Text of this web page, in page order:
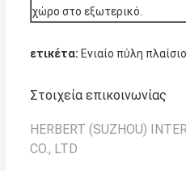
χώρο στο εξωτερικό.
ετικέτα: Ενιαίο πύλη
Στοιχεία επικοινωνίας
HERBERT (SUZHOU)
CO., LTD